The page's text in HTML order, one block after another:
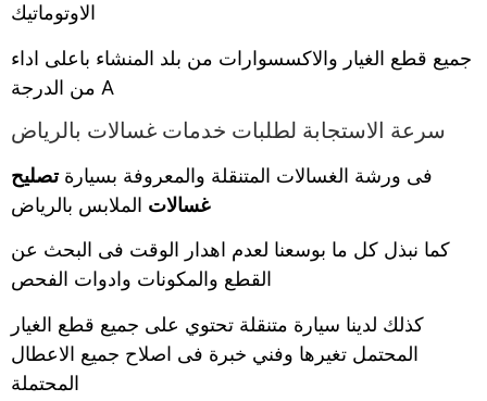
الاوتوماتيك
جميع قطع الغيار والاكسسوارات من بلد المنشاء باعلى اداء
من الدرجة A
سرعة الاستجابة لطلبات خدمات غسالات بالرياض
فى ورشة الغسالات المتنقلة والمعروفة بسيارةتصليح
غسالات الملابس بالرياض
كما نبذل كل ما بوسعنا لعدم اهدار الوقت فى البحث عن
القطع والمكونات وادوات الفحص
كذلك لدينا سيارة متنقلة تحتوي على جميع قطع الغيار
المحتمل تغيرها وفني خبرة فى اصلاح جميع الاعطال
المحتملة